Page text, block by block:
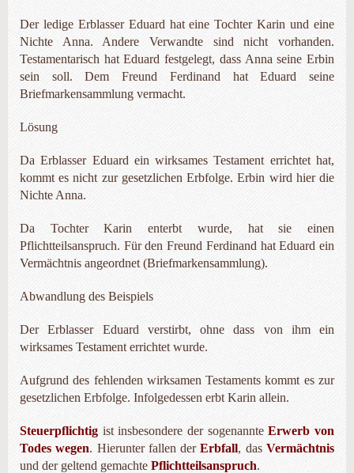
Der ledige Erblasser Eduard hat eine Tochter Karin und eine
Nichte Anna. Andere Verwandte sind nicht vorhanden.
Testamentarisch hat Eduard festgelegt, dass Anna seine Erbin
sein soll. Dem Freund Ferdinand hat Eduard seine
Briefmarkensammlung vermacht.
Lösung
Da Erblasser Eduard ein wirksames Testament errichtet hat,
kommt es nicht zur gesetzlichen Erbfolge. Erbin wird hier die
Nichte Anna.
Da Tochter Karin enterbt wurde, hat sie einen
Pflichtteilsanspruch. Für den Freund Ferdinand hat Eduard ein
Vermächtnis angeordnet (Briefmarkensammlung).
Abwandlung des Beispiels
Der Erblasser Eduard verstirbt, ohne dass von ihm ein
wirksames Testament errichtet wurde.
Aufgrund des fehlenden wirksamen Testaments kommt es zur
gesetzlichen Erbfolge. Infolgedessen erbt Karin allein.
Steuerpflichtig ist insbesondere der sogenannteErwerb von
Todes wegen. Hierunter fallen derErbfall, dasVermächtnis
und der geltend gemachte Pflichtteilsanspruch.